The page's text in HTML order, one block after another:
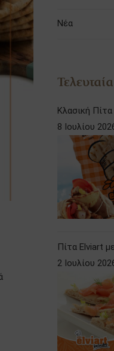
Νέα
Κλασική
8 Ιουλίου
Πίτα Elviart
2 Ιουλίου